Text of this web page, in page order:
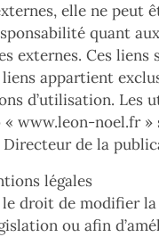
elle ne peut
quant
externes. Ces
liens appartient
d’utilisation. Les
« www.leon-noel.fr»
de la
légales
le droit de modifier
ou afin